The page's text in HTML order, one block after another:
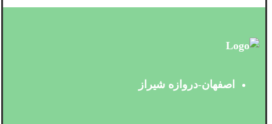
اصفهان-دروازه شیراز